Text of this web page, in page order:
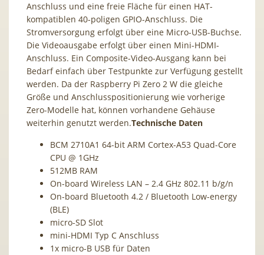
Anschluss und eine freie Fläche für einen HAT-
kompatiblen 40-poligen GPIO-Anschluss. Die
Stromversorgung erfolgt über eine Micro-USB-Buchse.
Die Videoausgabe erfolgt über einen Mini-HDMI-
Anschluss. Ein Composite-Video-Ausgang kann bei
Bedarf einfach über Testpunkte zur Verfügung gestellt
werden. Da der Raspberry Pi Zero 2 W die gleiche
Größe und Anschlusspositionierung wie vorherige
Zero-Modelle hat, können vorhandene Gehäuse
weiterhin genutzt werden.Technische Daten
BCM 2710A1 64-bit ARM Cortex-A53 Quad-Core
CPU @ 1GHz
512MB RAM
On-board Wireless LAN – 2.4 GHz 802.11 b/g/n
On-board Bluetooth 4.2 / Bluetooth Low-energy
(BLE)
micro-SD Slot
mini-HDMI Typ C Anschluss
1x micro-B USB für Daten